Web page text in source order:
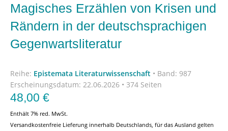
Magisches Erzählen von Krisen und
Rändern in der deutschsprachigen
Gegenwartsliteratur
Reihe: Epistemata Literaturwissenschaft • Band: 987
Erscheinungsdatum: 22.06.2026 • 374 Seiten
48,00 €
Enthält 7% red. MwSt.
Versandkostenfreie Lieferung innerhalb Deutschlands, für das Ausland gelten